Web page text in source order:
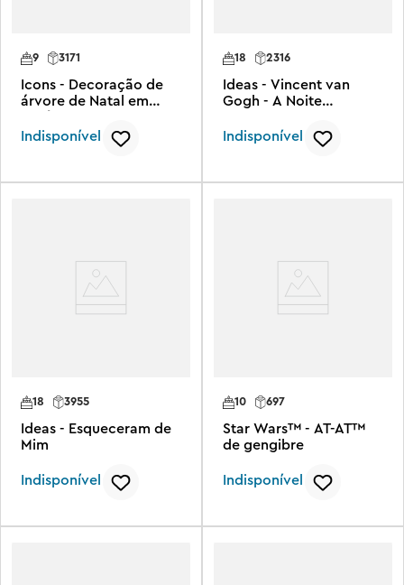
9 3171
Icons - Decoração de
árvore de Natal em
Indisponível
18 2316
Ideas - Vincent van
Gogh - A Noite
Indisponível
18 3955
Ideas - Esqueceram de
Mim
Indisponível
10 697
Star Wars™ - AT-AT™
de gengibre
Indisponível